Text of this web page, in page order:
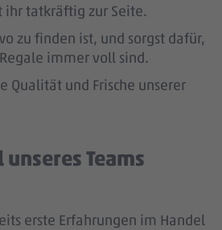
ihr tatkräftig zur Seite.
zu finden ist, und sorgst dafür,
Regale immer voll sind.
Qualität und Frische unserer
Teams
erste Erfahrungen im Handel